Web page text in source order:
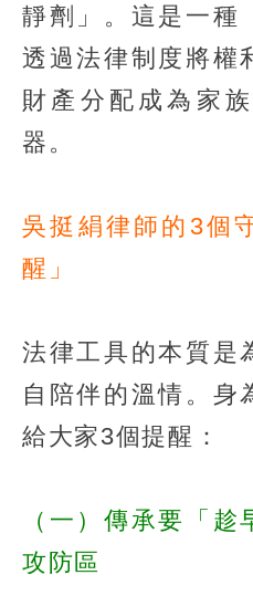
靜劑」。這是一種
透過法律制度將權
財產分配成為家
器。
吳挺絹律師的3個
醒」
法律工具的本質是
自陪伴的溫情。身
給大家3個提醒：
（一）傳承要「
攻防區